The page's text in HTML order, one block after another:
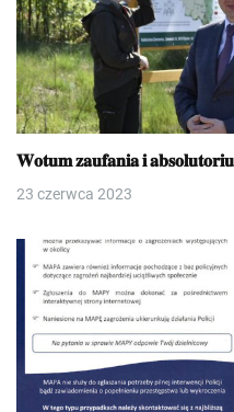
𝐖𝐨𝐭𝐮𝐦 𝐳𝐚𝐮𝐟𝐚𝐧𝐢𝐚 𝐢
23 czerwca 2023